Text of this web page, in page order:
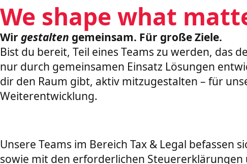
We shape what
Wir gestalten gemeinsam. Für große Ziele.
Bist du bereit, Teil eines Teams zu werden, das
nur durch gemeinsamen Einsatz Lösungen
dir den Raum gibt, aktiv mitzugestalten – für
Weiterentwicklung.
Unsere Teams im Bereich Tax & Legal
sowie mit den erforderlichen Steuererklärungen